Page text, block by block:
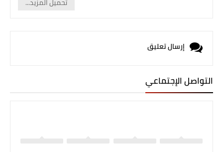
تحميل المزيد...
إرسال تعليق
التواصل الإجتماعي